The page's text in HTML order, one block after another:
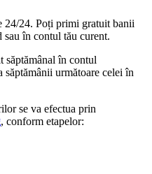
24. Poți primi gratuit banii
în contul tău curent.
săptămânal în contul
următoare celei în
se va efectua prin
, conform etapelor: